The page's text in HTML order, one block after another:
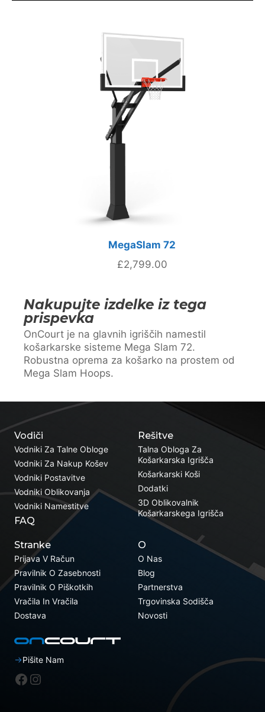
MegaSlam 72
£2,799.00
Nakupujte izdelke iz tega
prispevka
OnCourt je na glavnih igriščih namestil
košarkarske sisteme Mega Slam 72.
Robustna oprema za košarko na prostem od
Mega Slam Hoops.
Rešitve
Talna Obloga Za
Košarkarska Igrišča
Košarkarski Koši
Dodatki
3D Oblikovalnik
Košarkarskega Igrišča
Vodiči
Vodniki Za Talne Obloge
Vodniki Za Nakup Košev
Vodniki Postavitve
Vodniki Oblikovanja
Vodniki Namestitve
FAQ
Stranke
Prijava V Račun
Pravilnik O Zasebnosti
Pravilnik O Piškotkih
Vračila In Vračila
Dostava
O
O Nas
Blog
Partnerstva
Trgovinska Sodišča
Novosti
Pišite Nam
Facebook
Instagram